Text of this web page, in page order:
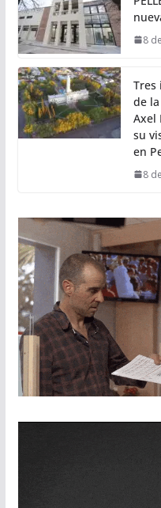
8
Tres
de
Axel
su
en
8